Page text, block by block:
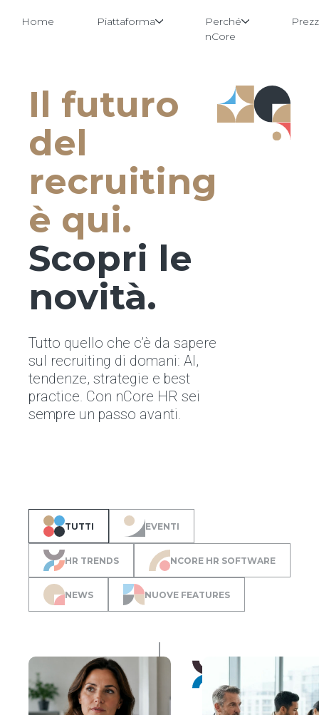
contenuto
Home Piattaforma
Perché
nCore
Il futuro
del
recruiting
è qui.
Scopri le
novità.
Tutto quello che c’è da sapere
sul recruiting di domani: AI,
tendenze, strategie e best
practice. Con nCore HR sei
sempre un passo avanti.
TUTTI EVENTI
HR TRENDS NCORE HR SOFTWARE
NEWS NUOVE FEATURES
3 agosto
2026